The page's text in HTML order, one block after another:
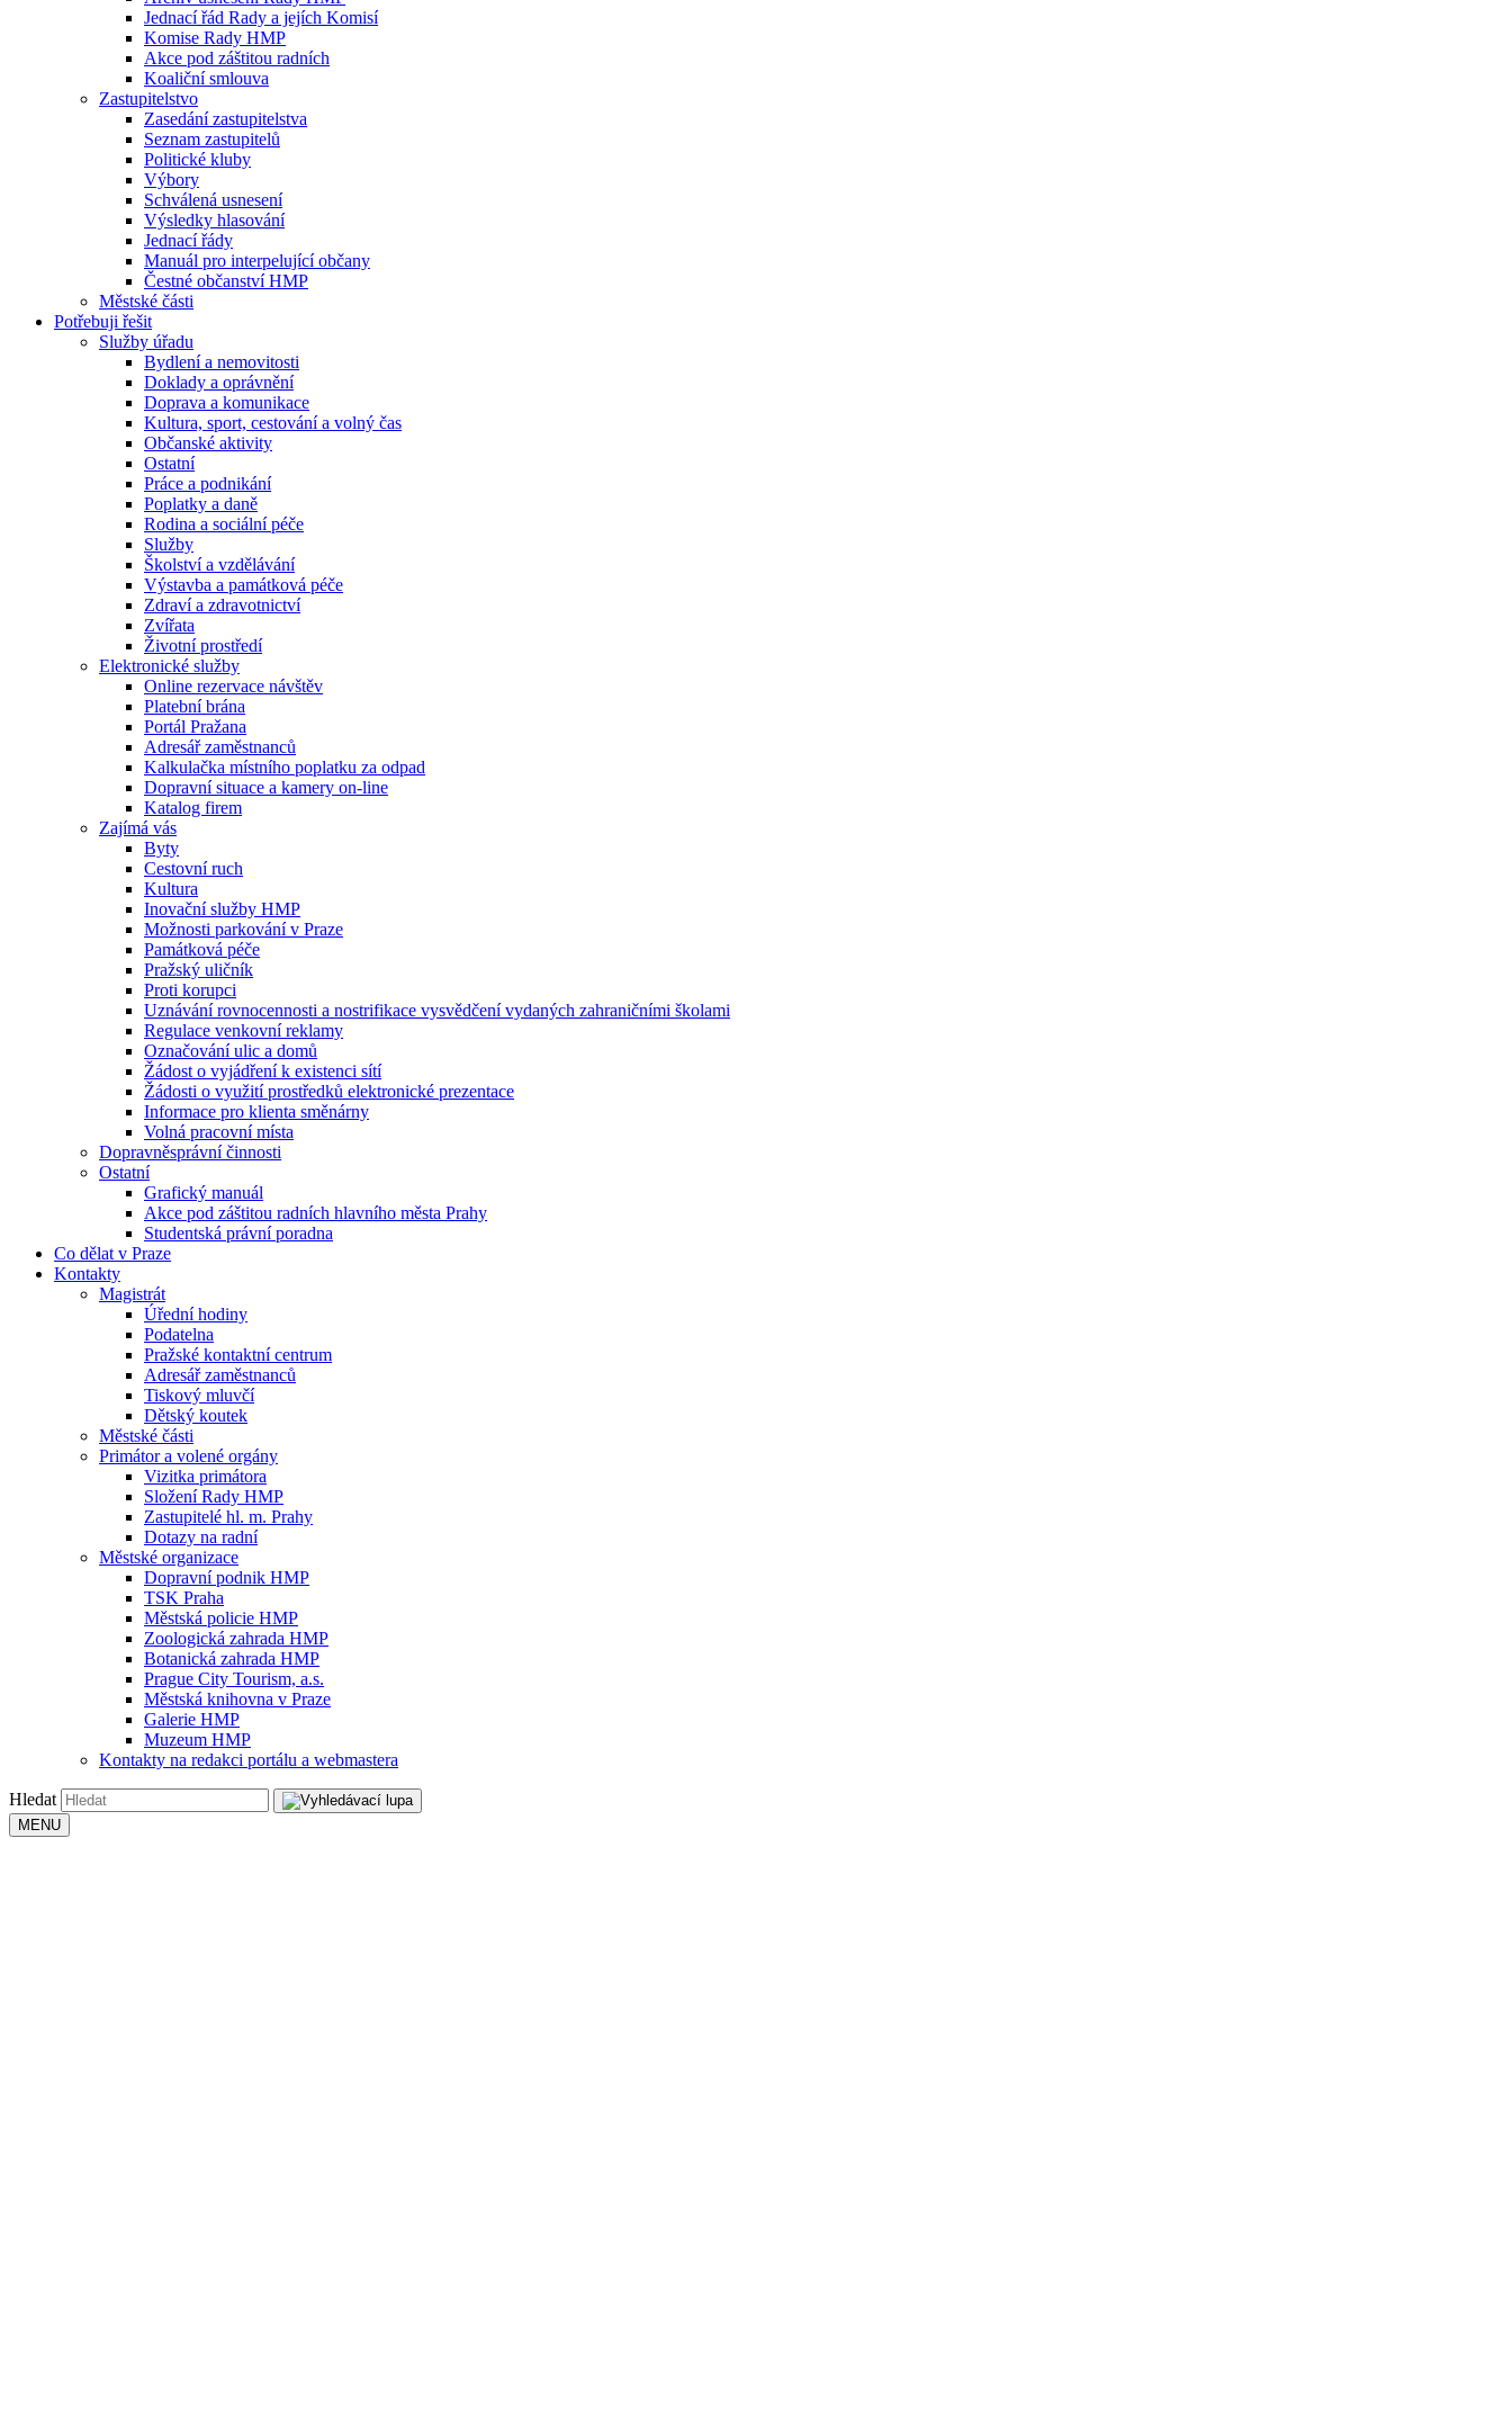
Jednací řád Rady a jejích Komisí
Komise Rady HMP
Akce pod záštitou radních
Koaliční smlouva
Zastupitelstvo
Zasedání zastupitelstva
Seznam zastupitelů
Politické kluby
Výbory
Schválená usnesení
Výsledky hlasování
Jednací řády
Manuál pro interpelující občany
Čestné občanství HMP
Městské části
Potřebuji řešit
Služby úřadu
Bydlení a nemovitosti
Doklady a oprávnění
Doprava a komunikace
Kultura, sport, cestování a volný čas
Občanské aktivity
Ostatní
Práce a podnikání
Poplatky a daně
Rodina a sociální péče
Služby
Školství a vzdělávání
Výstavba a památková péče
Zdraví a zdravotnictví
Zvířata
Životní prostředí
Elektronické služby
Online rezervace návštěv
Platební brána
Portál Pražana
Adresář zaměstnanců
Kalkulačka místního poplatku za odpad
Dopravní situace a kamery on-line
Katalog firem
Zajímá vás
Byty
Cestovní ruch
Kultura
Inovační služby HMP
Možnosti parkování v Praze
Památková péče
Pražský uličník
Proti korupci
Uznávání rovnocennosti a nostrifikace vysvědčení vydaných zahraničními školami
Regulace venkovní reklamy
Označování ulic a domů
Žádost o vyjádření k existenci sítí
Žádosti o využití prostředků elektronické prezentace
Informace pro klienta směnárny
Volná pracovní místa
Dopravněsprávní činnosti
Ostatní
Grafický manuál
Akce pod záštitou radních hlavního města Prahy
Studentská právní poradna
Co dělat v Praze
Kontakty
Magistrát
Úřední hodiny
Podatelna
Pražské kontaktní centrum
Adresář zaměstnanců
Tiskový mluvčí
Dětský koutek
Městské části
Primátor a volené orgány
Vizitka primátora
Složení Rady HMP
Zastupitelé hl. m. Prahy
Dotazy na radní
Městské organizace
Dopravní podnik HMP
TSK Praha
Městská policie HMP
Zoologická zahrada HMP
Botanická zahrada HMP
Prague City Tourism, a.s.
Městská knihovna v Praze
Galerie HMP
Muzeum HMP
Kontakty na redakci portálu a webmastera
Hledat
MENU